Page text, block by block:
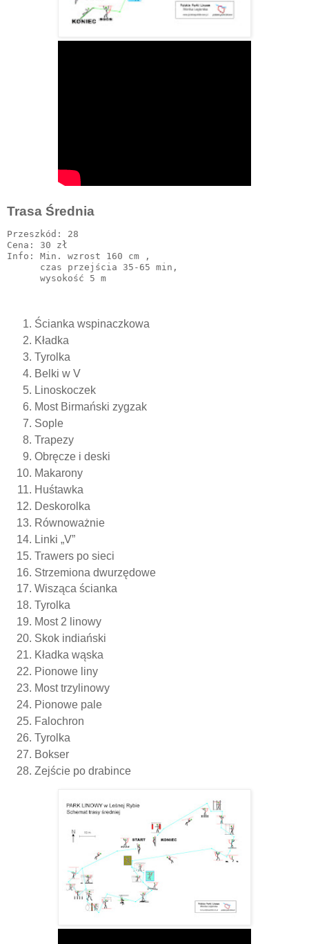
Trasa Średnia
Przeszkód: 28
Cena: 30 zł
Info: Min. wzrost 160 cm ,
      czas przejścia 35-65 min,
Ścianka wspinaczkowa
Kładka
Tyrolka
Belki w V
Linoskoczek
Most Birmański zygzak
Sople
Trapezy
Obręcze i deski
Makarony
Huśtawka
Deskorolka
Równoważnie
Linki „V”
Trawers po sieci
Strzemiona dwurzędowe
Wisząca ścianka
Tyrolka
Most 2 linowy
Skok indiański
Kładka wąska
Pionowe liny
Most trzylinowy
Pionowe pale
Falochron
Tyrolka
Bokser
Zejście po drabince